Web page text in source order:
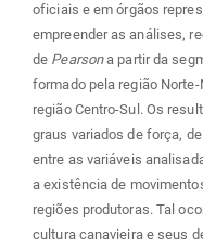
oficiais e em órgãos
empreender as análises,
de Pearsona partir da
formado pela região
região Centro-Sul. Os
graus variados de força,
entre as variáveis
a existência de
regiões produtoras. Tal
cultura canavieira e seus